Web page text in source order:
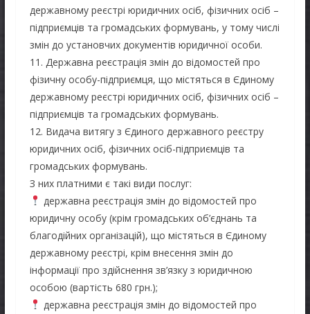
державному реєстрі юридичних осіб, фізичних осіб –
підприємців та громадських формувань, у тому числі
змін до установчих документів юридичної особи.
11. Державна реєстрація змін до відомостей про
фізичну особу-підприємця, що містяться в Єдиному
державному реєстрі юридичних осіб, фізичних осіб –
підприємців та громадських формувань.
12. Видача витягу з Єдиного державного реєстру
юридичних осіб, фізичних осіб-підприємців та
громадських формувань.
З них платними є такі види послуг:
державна реєстрація змін до відомостей про
юридичну особу (крім громадських об’єднань та
благодійних організацій), що містяться в Єдиному
державному реєстрі, крім внесення змін до
інформації про здійснення зв’язку з юридичною
особою (вартість 680 грн.);
державна реєстрація змін до відомостей про